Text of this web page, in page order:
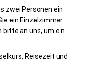
zwei Personen ein
ein Einzelzimmer
bitte an uns, um ein
Reisezeit und